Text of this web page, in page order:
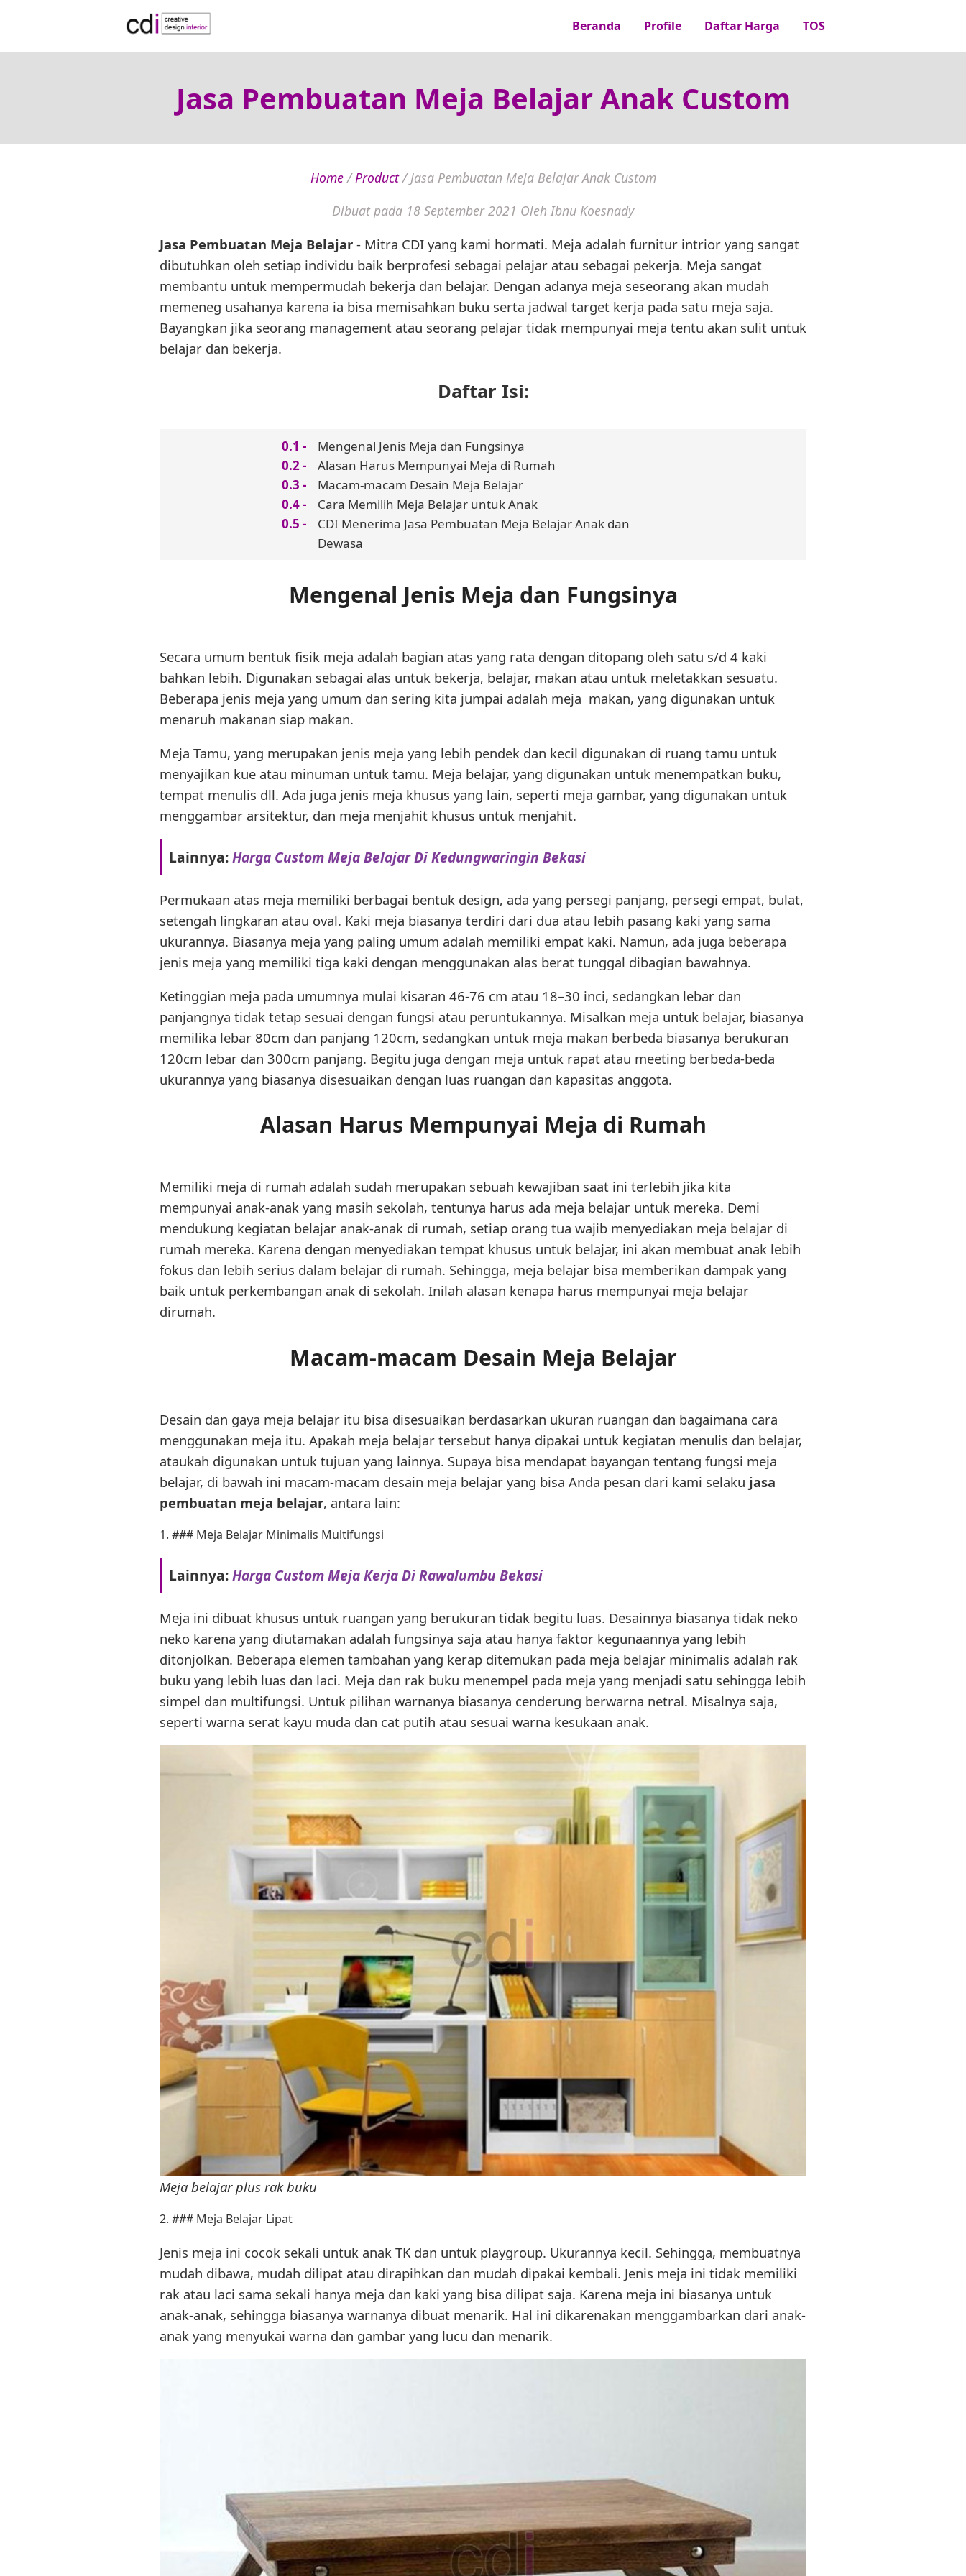
Beranda Profile Daftar Harga TOS
Jasa Pembuatan Meja Belajar Anak Custom
Home/Product/Jasa Pembuatan Meja Belajar Anak Custom
Dibuat pada 18 September 2021 Oleh Ibnu Koesnady
Jasa Pembuatan Meja Belajar - Mitra CDI yang kami hormati. Meja adalah furnitur intrior yang sangat
dibutuhkan oleh setiap individu baik berprofesi sebagai pelajar atau sebagai pekerja. Meja sangat
membantu untuk mempermudah bekerja dan belajar. Dengan adanya meja seseorang akan mudah
memeneg usahanya karena ia bisa memisahkan buku serta jadwal target kerja pada satu meja saja.
Bayangkan jika seorang management atau seorang pelajar tidak mempunyai meja tentu akan sulit untuk
belajar dan bekerja.
Daftar Isi:
Mengenal Jenis Meja dan Fungsinya
Alasan Harus Mempunyai Meja di Rumah
Macam-macam Desain Meja Belajar
Cara Memilih Meja Belajar untuk Anak
CDI Menerima Jasa Pembuatan Meja Belajar Anak dan
Dewasa
Mengenal Jenis Meja dan Fungsinya
Secara umum bentuk fisik meja adalah bagian atas yang rata dengan ditopang oleh satu s/d 4 kaki
bahkan lebih. Digunakan sebagai alas untuk bekerja, belajar, makan atau untuk meletakkan sesuatu.
Beberapa jenis meja yang umum dan sering kita jumpai adalah meja makan, yang digunakan untuk
menaruh makanan siap makan.
Meja Tamu, yang merupakan jenis meja yang lebih pendek dan kecil digunakan di ruang tamu untuk
menyajikan kue atau minuman untuk tamu. Meja belajar, yang digunakan untuk menempatkan buku,
tempat menulis dll. Ada juga jenis meja khusus yang lain, seperti meja gambar, yang digunakan untuk
menggambar arsitektur, dan meja menjahit khusus untuk menjahit.
Lainnya:Harga Custom Meja Belajar Di Kedungwaringin Bekasi
Permukaan atas meja memiliki berbagai bentuk design, ada yang persegi panjang, persegi empat, bulat,
setengah lingkaran atau oval. Kaki meja biasanya terdiri dari dua atau lebih pasang kaki yang sama
ukurannya. Biasanya meja yang paling umum adalah memiliki empat kaki. Namun, ada juga beberapa
jenis meja yang memiliki tiga kaki dengan menggunakan alas berat tunggal dibagian bawahnya.
Ketinggian meja pada umumnya mulai kisaran 46-76 cm atau 18–30 inci, sedangkan lebar dan
panjangnya tidak tetap sesuai dengan fungsi atau peruntukannya. Misalkan meja untuk belajar, biasanya
memilika lebar 80cm dan panjang 120cm, sedangkan untuk meja makan berbeda biasanya berukuran
120cm lebar dan 300cm panjang. Begitu juga dengan meja untuk rapat atau meeting berbeda-beda
ukurannya yang biasanya disesuaikan dengan luas ruangan dan kapasitas anggota.
Alasan Harus Mempunyai Meja di Rumah
Memiliki meja di rumah adalah sudah merupakan sebuah kewajiban saat ini terlebih jika kita
mempunyai anak-anak yang masih sekolah, tentunya harus ada meja belajar untuk mereka. Demi
mendukung kegiatan belajar anak-anak di rumah, setiap orang tua wajib menyediakan meja belajar di
rumah mereka. Karena dengan menyediakan tempat khusus untuk belajar, ini akan membuat anak lebih
fokus dan lebih serius dalam belajar di rumah. Sehingga, meja belajar bisa memberikan dampak yang
baik untuk perkembangan anak di sekolah. Inilah alasan kenapa harus mempunyai meja belajar
dirumah.
Macam-macam Desain Meja Belajar
Desain dan gaya meja belajar itu bisa disesuaikan berdasarkan ukuran ruangan dan bagaimana cara
menggunakan meja itu. Apakah meja belajar tersebut hanya dipakai untuk kegiatan menulis dan belajar,
ataukah digunakan untuk tujuan yang lainnya. Supaya bisa mendapat bayangan tentang fungsi meja
belajar, di bawah ini macam-macam desain meja belajar yang bisa Anda pesan dari kami selaku jasa
pembuatan meja belajar, antara lain:
1. ### Meja Belajar Minimalis Multifungsi
Lainnya:Harga Custom Meja Kerja Di Rawalumbu Bekasi
Meja ini dibuat khusus untuk ruangan yang berukuran tidak begitu luas. Desainnya biasanya tidak neko
neko karena yang diutamakan adalah fungsinya saja atau hanya faktor kegunaannya yang lebih
ditonjolkan. Beberapa elemen tambahan yang kerap ditemukan pada meja belajar minimalis adalah rak
buku yang lebih luas dan laci. Meja dan rak buku menempel pada meja yang menjadi satu sehingga lebih
simpel dan multifungsi. Untuk pilihan warnanya biasanya cenderung berwarna netral. Misalnya saja,
seperti warna serat kayu muda dan cat putih atau sesuai warna kesukaan anak.
Meja belajar plus rak buku
2. ### Meja Belajar Lipat
Jenis meja ini cocok sekali untuk anak TK dan untuk playgroup. Ukurannya kecil. Sehingga, membuatnya
mudah dibawa, mudah dilipat atau dirapihkan dan mudah dipakai kembali. Jenis meja ini tidak memiliki
rak atau laci sama sekali hanya meja dan kaki yang bisa dilipat saja. Karena meja ini biasanya untuk
anak-anak, sehingga biasanya warnanya dibuat menarik. Hal ini dikarenakan menggambarkan dari anak-
anak yang menyukai warna dan gambar yang lucu dan menarik.